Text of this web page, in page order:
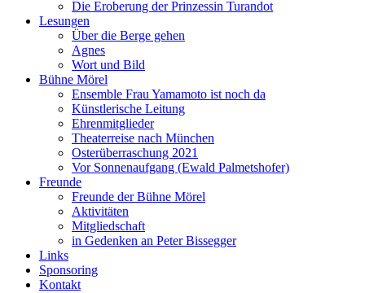
Die Eroberung der Prinzessin Turandot
Lesungen
Über die Berge gehen
Agnes
Wort und Bild
Bühne Mörel
Ensemble Frau Yamamoto ist noch da
Künstlerische Leitung
Ehrenmitglieder
Theaterreise nach München
Osterüberraschung 2021
Vor Sonnenaufgang (Ewald Palmetshofer)
Freunde
Freunde der Bühne Mörel
Aktivitäten
Mitgliedschaft
in Gedenken an Peter Bissegger
Links
Sponsoring
Kontakt